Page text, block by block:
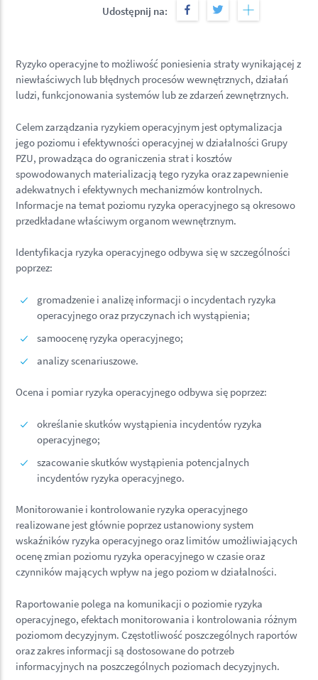
Udostępnij na:
Ryzyko operacyjne to możliwość poniesienia straty wynikającej z
niewłaściwych lub błędnych procesów wewnętrznych, działań
ludzi, funkcjonowania systemów lub ze zdarzeń zewnętrznych.
Celem zarządzania ryzykiem operacyjnym jest optymalizacja
jego poziomu i efektywności operacyjnej w działalności Grupy
PZU, prowadząca do ograniczenia strat i kosztów
spowodowanych materializacją tego ryzyka oraz zapewnienie
adekwatnych i efektywnych mechanizmów kontrolnych.
Informacje na temat poziomu ryzyka operacyjnego są okresowo
przedkładane właściwym organom wewnętrznym.
Identyfikacja ryzyka operacyjnego odbywa się w szczególności
poprzez:
gromadzenie i analizę informacji o incydentach ryzyka
operacyjnego oraz przyczynach ich wystąpienia;
samoocenę ryzyka operacyjnego;
analizy scenariuszowe.
Ocena i pomiar ryzyka operacyjnego odbywa się poprzez:
określanie skutków wystąpienia incydentów ryzyka
operacyjnego;
szacowanie skutków wystąpienia potencjalnych
incydentów ryzyka operacyjnego.
Monitorowanie i kontrolowanie ryzyka operacyjnego
realizowane jest głównie poprzez ustanowiony system
wskaźników ryzyka operacyjnego oraz limitów umożliwiających
ocenę zmian poziomu ryzyka operacyjnego w czasie oraz
czynników mających wpływ na jego poziom w działalności.
Raportowanie polega na komunikacji o poziomie ryzyka
operacyjnego, efektach monitorowania i kontrolowania różnym
poziomom decyzyjnym. Częstotliwość poszczególnych raportów
oraz zakres informacji są dostosowane do potrzeb
informacyjnych na poszczególnych poziomach decyzyjnych.